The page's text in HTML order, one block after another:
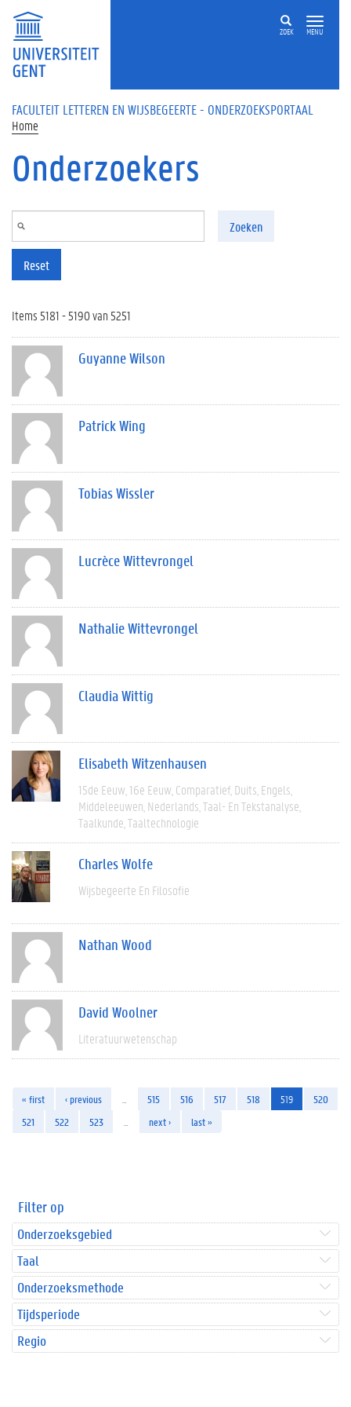
Overslaan en naar de inhoud gaan
ZOEK MENU
FACULTEIT LETTEREN EN WIJSBEGEERTE - ONDERZOEKSPORTAAL
Home
Onderzoekers
Zoeken
Reset
Items 5181 - 5190 van 5251
Guyanne Wilson
Patrick Wing
Tobias Wissler
Lucrèce Wittevrongel
Nathalie Wittevrongel
Claudia Wittig
Elisabeth Witzenhausen
15de Eeuw 16e Eeuw Comparatief Duits Engels
Middeleeuwen Nederlands Taal- En Tekstanalyse
Taalkunde Taaltechnologie
Charles Wolfe
Wijsbegeerte En Filosofie
Nathan Wood
David Woolner
Literatuurwetenschap
« first ‹ previous 515 516 517 518 519
520
521
522 523 next › last »
Filter op
Onderzoeksgebied
Taal
Onderzoeksmethode
Tijdsperiode
Regio